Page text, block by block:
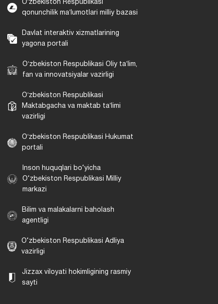
Oʻzbekiston Respublikasi
qonunchilik maʼlumotlari milliy bazasi
Davlat interaktiv xizmatlarining
yagona portali
Oʻzbekiston Respublikasi Oliy taʼlim,
fan va innovatsiyalar vazirligi
Oʻzbekiston Respublikasi
Maktabgacha va maktab taʼlimi
vazirligi
Oʻzbekiston Respublikasi Hukumat
portali
Inson huquqlari bo‘yicha
O‘zbekiston Respublikasi Milliy
markazi
Bilim va malakalarni baholash
agentligi
O‘zbekiston Respublikasi Adliya
vazirligi
Jizzax viloyati hokimligining rasmiy
sayti